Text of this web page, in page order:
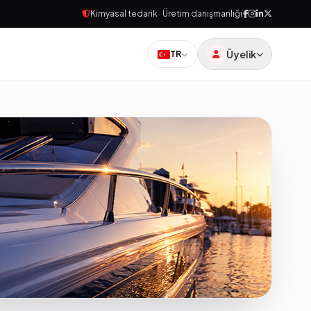
Kimyasal tedarik · Üretim danışmanlığı
TR Üyelik